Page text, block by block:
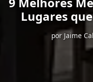
Lugares
por Jaime